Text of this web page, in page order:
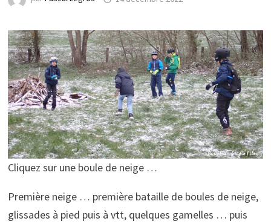
Cliquez sur une boule de neige …
Première neige … première bataille de boules de neige,
glissades à pied puis à vtt, quelques gamelles … puis